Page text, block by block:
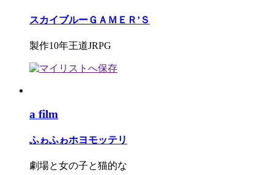
スカイブルーＧＡＭＥＲ’Ｓ
製作10年王道JRPG
a film
ふゎふゎホヨモッテリ
劇場と女の子と猫的な